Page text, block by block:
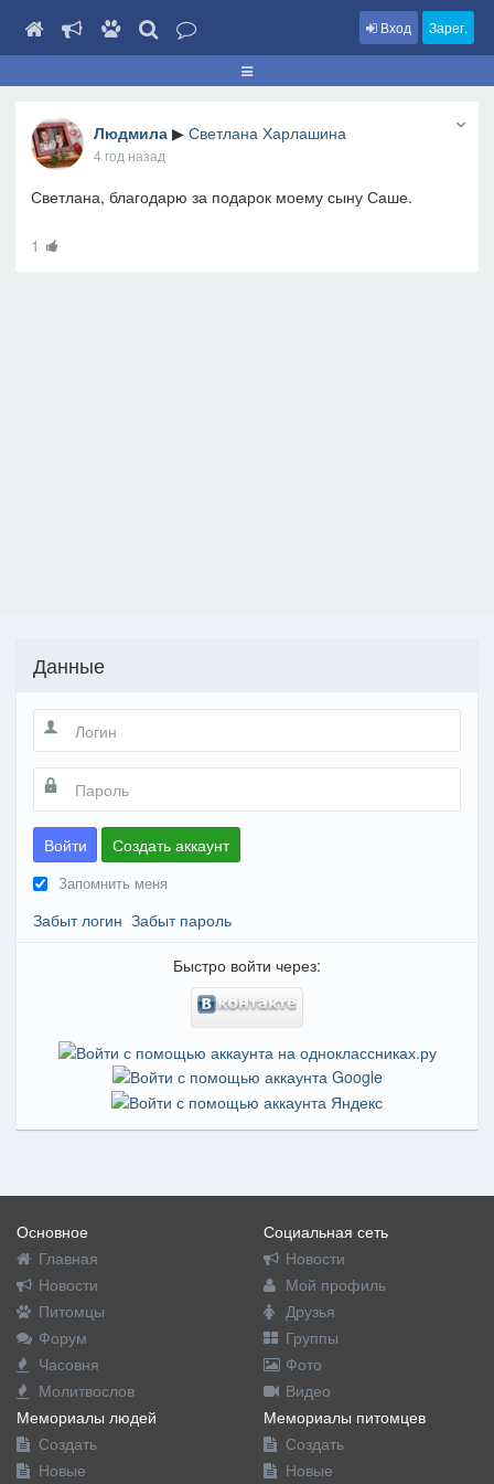
Вход Зарег.
Людмила ▶ Светлана Харлашина
4 год назад
Светлана, благодарю за подарок моему сыну Саше.
1
Данные
Войти Создать аккаунт
Запомнить меня
Забыт логин Забыт пароль
Быстро войти через:
Основное
Главная
Новости
Питомцы
Форум
Часовня
Молитвослов
Социальная сеть
Новости
Мой профиль
Друзья
Группы
Фото
Видео
Мемориалы людей
Создать
Новые
Мемориалы питомцев
Создать
Новые